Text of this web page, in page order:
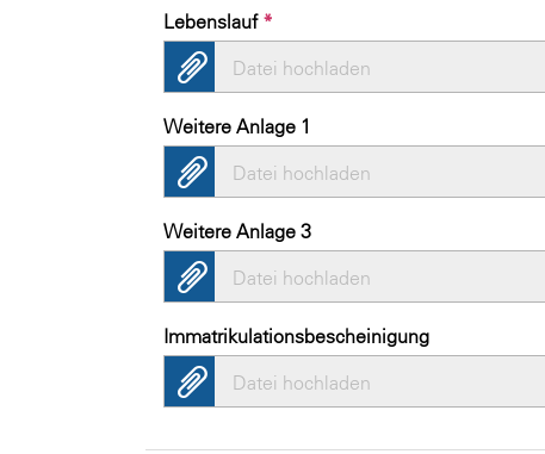
Lebenslauf *
Datei hochladen
Weitere Anlage 1
Datei hochladen
Weitere Anlage 3
Datei hochladen
Immatrikulationsbescheinigung
Datei hochladen